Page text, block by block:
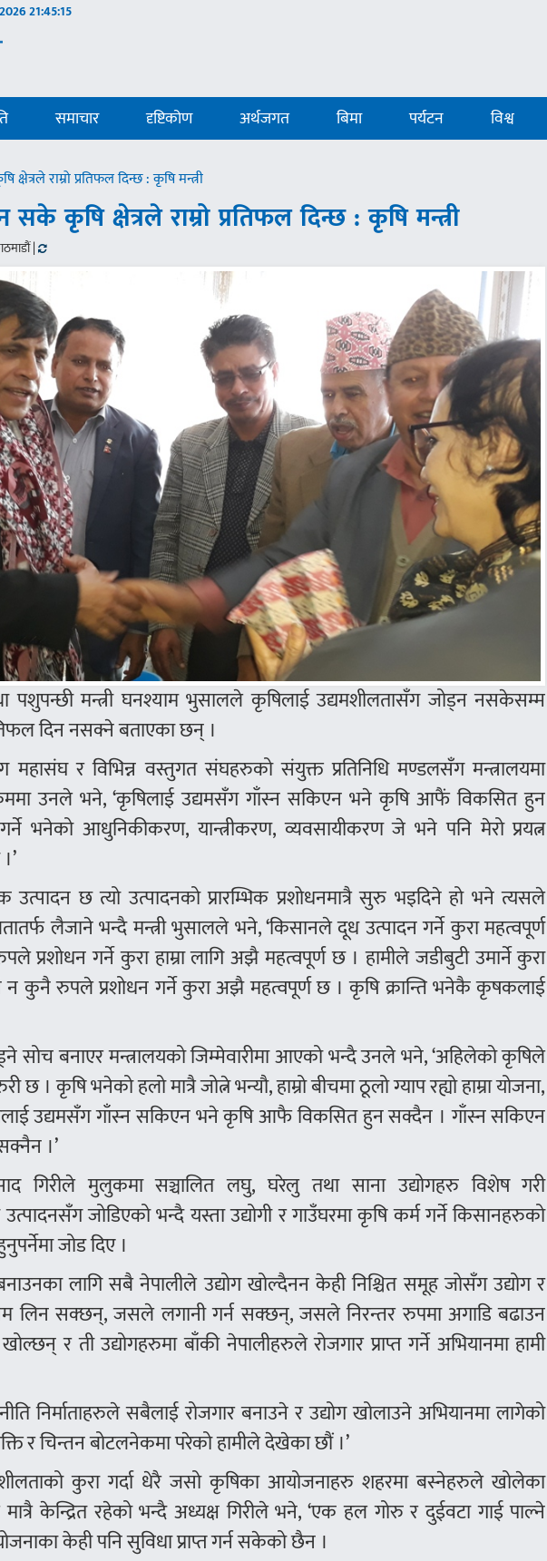
21:45:16
समाचार दृष्टिकोण अर्थजगत बिमा पर्यटन विश्व
राम्रो प्रतिफल दिन्छ : कृषि मन्त्री
कृषि क्षेत्रले राम्रो प्रतिफल दिन्छ : कृषि मन्त्री
|
पशुपन्छी मन्त्री घनश्याम भुसालले कृषिलाई उद्यमशीलतासँग जोड्न नसकेसम्म
दिन नसक्ने बताएका छन् ।
महासंघ र विभिन्न वस्तुगत संघहरुको संयुक्त प्रतिनिधि मण्डलसँग मन्त्रालयमा
उनले भने, ‘कृषिलाई उद्यमसँग गाँस्न सकिएन भने कृषि आफैं विकसित हुन
भनेको आधुनिकीकरण, यान्त्रीकरण, व्यवसायीकरण जे भने पनि मेरो प्रयत्न
उत्पादन छ त्यो उत्पादनको प्रारम्भिक प्रशोधनमात्रै सुरु भइदिने हो भने त्यसले
लैजाने भन्दै मन्त्री भुसालले भने, ‘किसानले दूध उत्पादन गर्ने कुरा महत्वपूर्ण
गर्ने कुरा हाम्रा लागि अझै महत्वपूर्ण छ । हामीले जडीबुटी उमार्ने कुरा
न कुनै रुपले प्रशोधन गर्ने कुरा अझै महत्वपूर्ण छ । कृषि क्रान्ति भनेकै कृषकलाई
सोच बनाएर मन्त्रालयको जिम्मेवारीमा आएको भन्दै उनले भने, ‘अहिलेको कृषिले
कृषि भनेको हलो मात्रै जोत्ने भन्यौ, हाम्रो बीचमा ठूलो ग्याप रह्यो हाम्रा योजना,
उद्यमसँग गाँस्न सकिएन भने कृषि आफै विकसित हुन सक्दैन । गाँस्न सकिएन
।’
गिरीले मुलुकमा सञ्चालित लघु, घरेलु तथा साना उद्योगहरु विशेष गरी
जोडिएको भन्दै यस्ता उद्योगी र गाउँघरमा कृषि कर्म गर्ने किसानहरुको
जोड दिए ।
लागि सबै नेपालीले उद्योग खोल्दैनन केही निश्चित समूह जोसँग उद्योग र
लिन सक्छन्, जसले लगानी गर्न सक्छन्, जसले निरन्तर रुपमा अगाडि बढाउन
र ती उद्योगहरुमा बाँकी नेपालीहरुले रोजगार प्राप्त गर्ने अभियानमा हामी
निर्माताहरुले सबैलाई रोजगार बनाउने र उद्योग खोलाउने अभियानमा लागेको
र चिन्तन बोटलनेकमा परेको हामीले देखेका छौं ।’
कुरा गर्दा धेरै जसो कृषिका आयोजनाहरु शहरमा बस्नेहरुले खोलेका
केन्द्रित रहेको भन्दै अध्यक्ष गिरीले भने, ‘एक हल गोरु र दुईवटा गाई पाल्ने
केही पनि सुविधा प्राप्त गर्न सकेको छैन ।